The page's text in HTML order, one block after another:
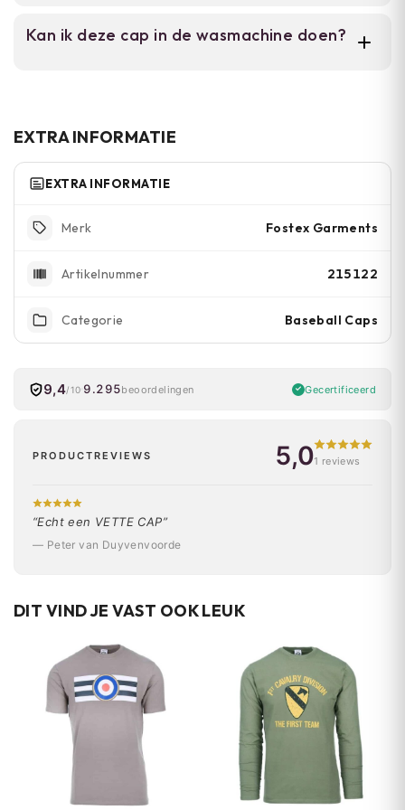
rood.
Kan ik deze cap in de wasmachine doen?
EXTRA INFORMATIE
EXTRA INFORMATIE
Merk Fostex Garments
Artikelnummer 215122
Categorie Baseball Caps
9,4/10 9.295beoordelingen Gecertificeerd
PRODUCTREVIEWS 5,01 reviews
“Echt een VETTE CAP”
— Peter van Duyvenvoorde
DIT VIND JE VAST OOK LEUK